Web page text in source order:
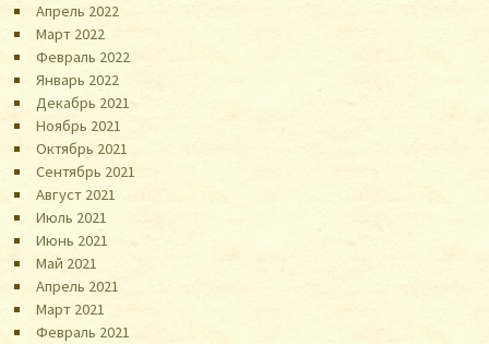
Апрель 2022
Март 2022
Февраль 2022
Январь 2022
Декабрь 2021
Ноябрь 2021
Октябрь 2021
Сентябрь 2021
Август 2021
Июль 2021
Июнь 2021
Май 2021
Апрель 2021
Март 2021
Февраль 2021